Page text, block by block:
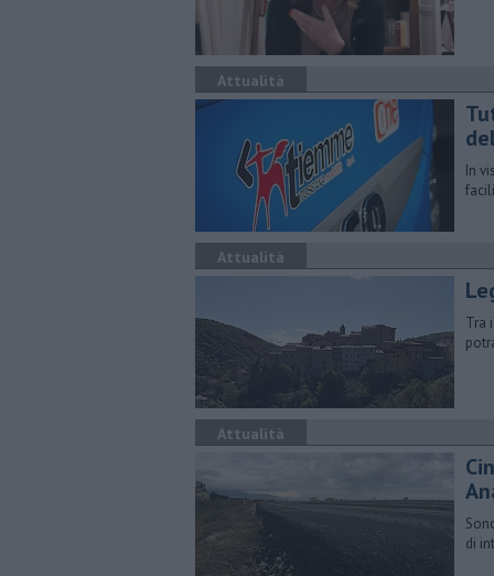
Attualità
In
Attualità
Tra
Attualità
di